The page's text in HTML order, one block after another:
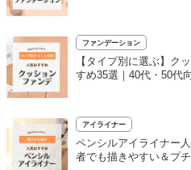
ファンデーション
【タイプ別に選ぶ】ク
すめ35選｜40代・50代
アイライナー
ペンシルアイライナー
者でも描きやすい＆プ